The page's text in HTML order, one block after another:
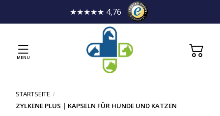
★★★★★ 4,76
MENU
STARTSEITE /
ZYLKENE PLUS | KAPSELN FÜR HUNDE UND KATZEN